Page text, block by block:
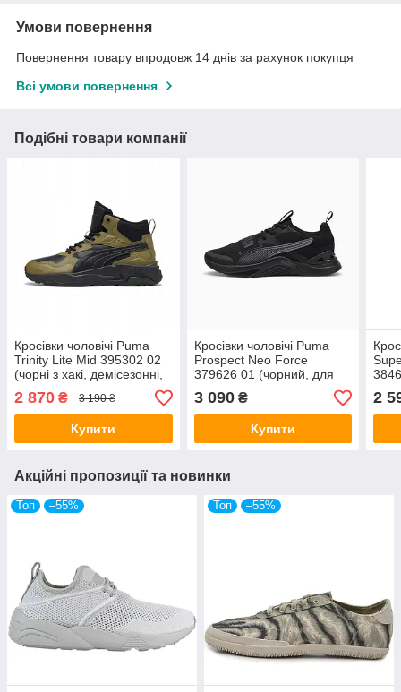
Умови повернення
Повернення товару впродовж 14 днів за рахунок покупця
Всі умови повернення
Подібні товари компанії
Кросівки чоловічі Puma
Trinity Lite Mid 395302 02
(чорні з хакі, демісезонні,
бренд пума)
2 870 ₴ 3 190 ₴
Купити
Кросівки чоловічі Puma
Prospect Neo Force
379626 01 (чорний, для
тренувань, повсякденні,
текстиль, пума)
3 090₴
Купити
2
Акційні пропозиції та новинки
Топ –55% Топ –55%